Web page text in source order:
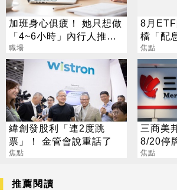
加班身心俱疲！ 她只想做
「4~6小時」內行人推這
行：月收10萬
職場
8月
檔「配
看
焦點
緯創發股利「連2度跳
票」！ 金管會說重話了
焦點
三商美
8/20停
252人
焦點
推薦閱讀